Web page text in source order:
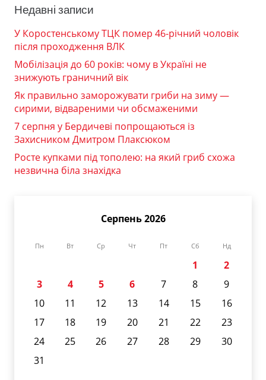
Недавні записи
У Коростенському ТЦК помер 46-річний чоловік
після проходження ВЛК
Мобілізація до 60 років: чому в Україні не
знижують граничний вік
Як правильно заморожувати гриби на зиму —
сирими, відвареними чи обсмаженими
7 серпня у Бердичеві попрощаються із
Захисником Дмитром Плаксюком
Росте купками під тополею: на який гриб схожа
незвична біла знахідка
Серпень 2026
Пн Вт Ср Чт Пт Сб Нд
1
2
3
4 5 6 7 8
9
10
11 12 13 14 15
16
17
18 19 20 21 22
23
24
25 26 27 28 29
30
31